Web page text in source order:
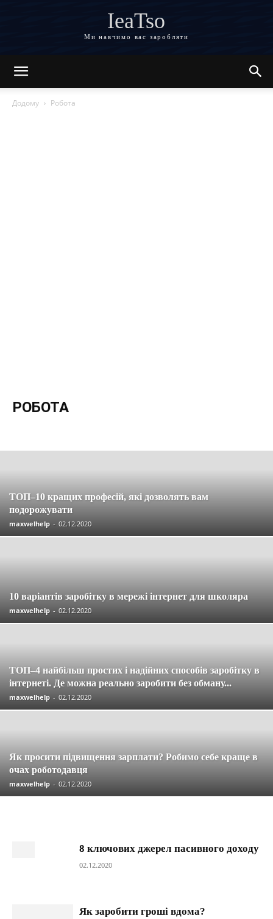
IeaTso
Ми навчимо вас заробляти
Додому Робота
РОБОТА
ТОП–10 кращих професій, які дозволять вам
подорожувати
maxwelhelp - 02.12.2020
10 варіантів заробітку в мережі інтернет для школяра
maxwelhelp - 02.12.2020
ТОП–4 найбільш простих і надійних способів заробітку в
інтернеті. Де можна реально заробити без обману...
maxwelhelp - 02.12.2020
Як просити підвищення зарплати? Робимо себе краще в
очах роботодавця
maxwelhelp - 02.12.2020
8 ключових джерел пасивного доходу
02.12.2020
Як заробити гроші вдома?